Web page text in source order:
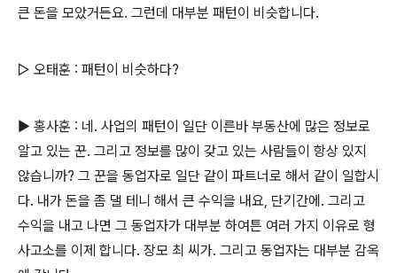
큰 돈을 모았거든요. 그런데 대부분 패턴이 비슷합니다.
▷ 오태훈 : 패턴이 비슷하다?
▶ 홍사훈 : 네. 사업의 패턴이 일단 이른바 부동산에 많은 정보로
알고 있는 꾼. 그리고 정보를 많이 갖고 있는 사람들이 항상 있지
않습니까? 그 꾼을 동업자로 일단 같이 파트너로 해서 같이 일합시
다. 내가 돈을 좀 댈 테니 해서 큰 수익을 내요, 단기간에. 그리고
수익을 내고 나면 그 동업자가 대부분 하여튼 여러 가지 이유로 형
사고소를 이제 합니다. 장모 최 씨가. 그리고 동업자는 대부분 감옥